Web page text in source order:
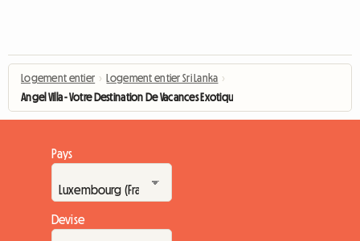
Logement entier › Logement entier Sri Lanka ›
Angel Villa - Votre Destination De Vacances Exotique
Pays
Devise